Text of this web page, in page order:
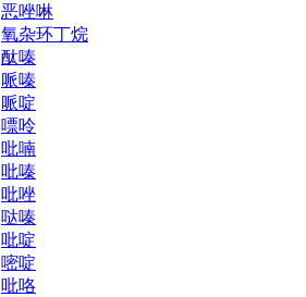
恶唑啉
氧杂环丁烷
酞嗪
哌嗪
哌啶
嘌呤
吡喃
吡嗪
吡唑
哒嗪
吡啶
嘧啶
吡咯